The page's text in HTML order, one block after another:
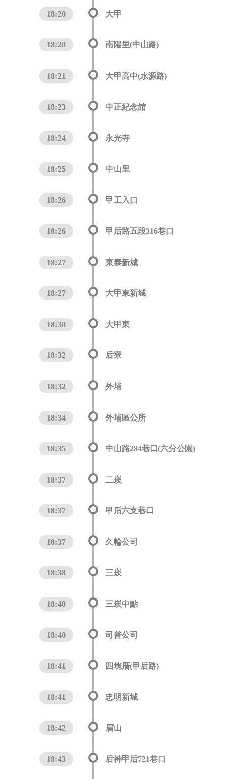
18:20 大甲
18:20 南陽里(中山路)
18:21 大甲高中(水源路)
18:23 中正紀念館
18:24 永光寺
18:25 中山里
18:26 甲工入口
18:26 甲后路五段316巷口
18:27 東泰新城
18:27 大甲東新城
18:30 大甲東
18:32 后寮
18:32 外埔
18:34 外埔區公所
18:35 中山路284巷口(六分公園)
18:37 二崁
18:37 甲后六支巷口
18:37 久輪公司
18:38 三崁
18:40 三崁中點
18:40 司普公司
18:41 四塊厝(甲后路)
18:41 忠明新城
18:42 眉山
18:43 后神甲后721巷口